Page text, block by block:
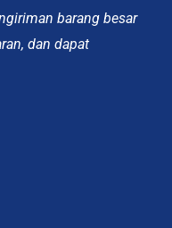
barang besar
dan dapat